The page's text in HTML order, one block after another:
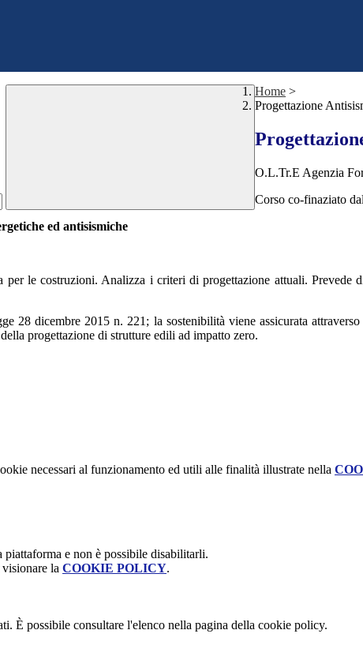
Home >
Progettazione
O.L.Tr.E Agenzia
Corso co-finaziato
ed antisismiche
le costruzioni. Analizza i criteri di progettazione attuali.
28 dicembre 2015 n. 221; la sostenibilità viene assicurata
progettazione di strutture edili ad impatto zero.
necessari al funzionamento ed utili alle finalità illustrate nella
e non è possibile disabilitarli.
la COOKIE POLICY.
È possibile consultare l'elenco nella pagina della cookie policy.